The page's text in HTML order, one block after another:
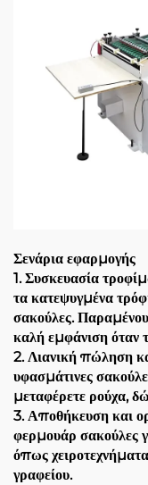
Σενάρια εφαρμογής
1. Συσκευασία
τα κατεψυγμένα
σακούλες.
καλή εμφάνιση όταν
2. Λιανική πώληση
υφασμάτινες
μεταφέρετε ρούχα,
3. Αποθήκευση και
φερμουάρ σακούλες
όπως
γραφείου.